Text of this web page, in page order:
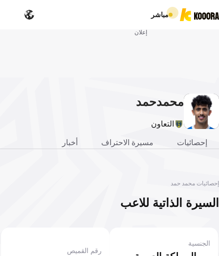
مباشر
إعلان
محمدحمد
التعاون
إحصائيات مسيرة الاحتراف أخبار
إحصائيات محمد حمد
السيرة الذاتية للاعب
الجنسية
رقم القميص